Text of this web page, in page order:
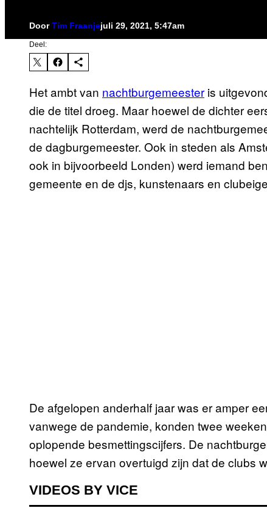
DoorTim Fraanjejuli 29, 2021, 5:47am
Deel:
Het ambt van nachtburgemeester is
die de titel droeg. Maar hoewel de dichter
nachtelijk Rotterdam, werd de
de dagburgemeester. Ook in steden als
ook in bijvoorbeeld Londen) werd iemand
gemeente en de djs, kunstenaars en
De afgelopen anderhalf jaar was er amper
vanwege de pandemie, konden twee
oplopende besmettingscijfers. De
hoewel ze ervan overtuigd zijn dat de clubs
VIDEOS BY VICE